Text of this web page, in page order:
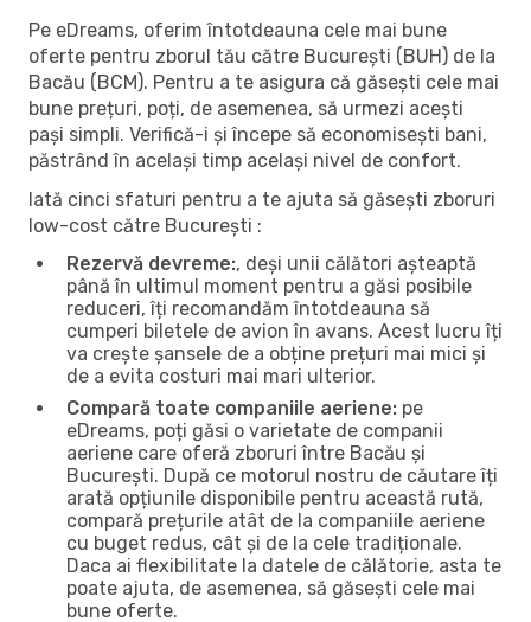
Pe eDreams, oferim întotdeauna cele mai bune
oferte pentru zborul tău către București (BUH) de la
Bacău (BCM). Pentru a te asigura că găsești cele mai
bune prețuri, poți, de asemenea, să urmezi acești
pași simpli. Verifică-i și începe să economisești bani,
păstrând în același timp același nivel de confort.
Iată cinci sfaturi pentru a te ajuta să găsești zboruri
low-cost către București :
Rezervă devreme:, deși unii călători așteaptă
până în ultimul moment pentru a găsi posibile
reduceri, îți recomandăm întotdeauna să
cumperi biletele de avion în avans. Acest lucru îți
va crește șansele de a obține prețuri mai mici și
de a evita costuri mai mari ulterior.
Compară toate companiile aeriene: pe
eDreams, poți găsi o varietate de companii
aeriene care oferă zboruri între Bacău și
București. După ce motorul nostru de căutare îți
arată opțiunile disponibile pentru această rută,
compară prețurile atât de la companiile aeriene
cu buget redus, cât și de la cele tradiționale.
Daca ai flexibilitate la datele de călătorie, asta te
poate ajuta, de asemenea, să găsești cele mai
bune oferte.